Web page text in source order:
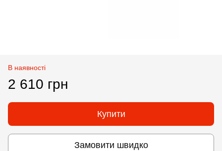
В наявності
2 610 грн
Купити
Замовити швидко